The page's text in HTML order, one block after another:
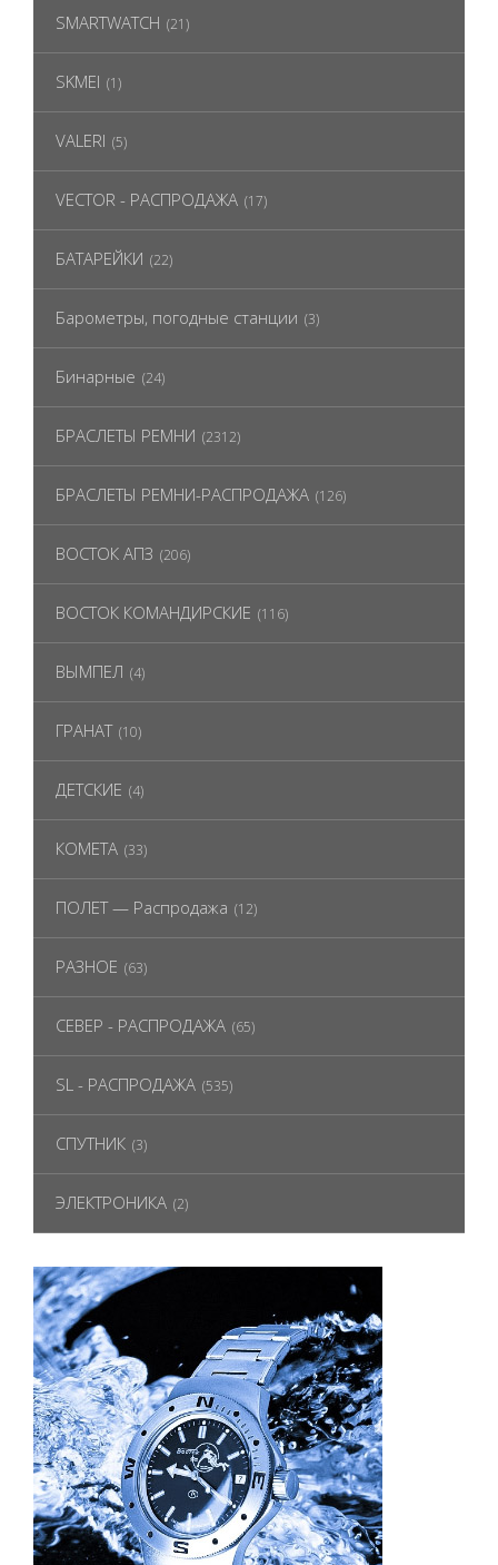
SMARTWATCH (21)
SKMEI (1)
VALERI (5)
VECTOR - РАСПРОДАЖА (17)
БАТАРЕЙКИ (22)
Барометры, погодные станции (3)
Бинарные (24)
БРАСЛЕТЫ РЕМНИ (2312)
БРАСЛЕТЫ РЕМНИ-РАСПРОДАЖА (126)
ВОСТОК АПЗ (206)
ВОСТОК КОМАНДИРСКИЕ (116)
ВЫМПЕЛ (4)
ГРАНАТ (10)
ДЕТСКИЕ (4)
КОМЕТА (33)
ПОЛЕТ — Распродажа (12)
РАЗНОЕ (63)
СЕВЕР - РАСПРОДАЖА (65)
SL - РАСПРОДАЖА (535)
СПУТНИК (3)
ЭЛЕКТРОНИКА (2)